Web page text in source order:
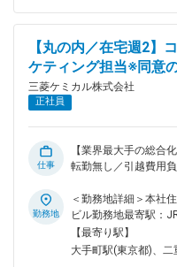
需要が見込まれる炭
マーケット分析に基
きさが魅力です。 ・
との連携も多く海外
ードする経験を積め
期待しています。
のマネージャー業務
代1名 30代3名 ・若
としながらも成果を
ルです。 ◆就業環境について： ・海外出張は月1回程度発生し
ます。 ・テレワーク：
範囲：会社の定める職
【丸の内／在宅週2】
ケティング担当※同意
三菱ケミカル株式会社
正社員
仕事
【業界最大手の総合
転勤無し／引越費用負
（自動運転車・空飛
ンポジット成型品の
ティングをご担当いただきます。 ＜担
内を中心としたアジ
勤務地
＜勤務地詳細＞本社
ビル勤務地最寄駅：
煙変更の範囲：会社
【最寄り駅】
大手町駅(東京都)、